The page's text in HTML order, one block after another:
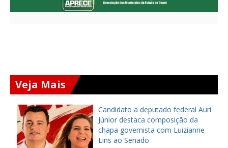
Veja Mais
Candidato a deputado federal Auri
Júnior destaca composição da
chapa governista com Luizianne
Lins ao Senado